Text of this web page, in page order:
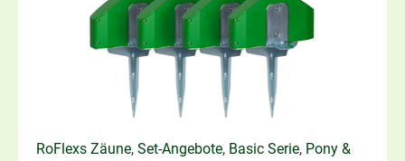
RoFlexs Zäune, Set-Angebote, Basic Serie, Pony &